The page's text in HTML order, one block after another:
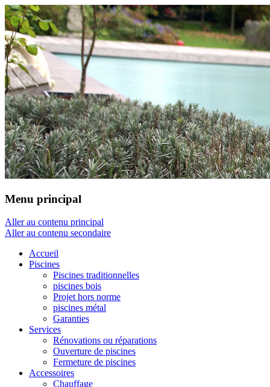
Menu principal
Aller au contenu principal
Aller au contenu secondaire
Accueil
Piscines
Piscines traditionnelles
piscines bois
Projet hors norme
piscines métal
Garanties
Services
Rénovations ou réparations
Ouverture de piscines
Fermeture de piscines
Accessoires
Chauffage